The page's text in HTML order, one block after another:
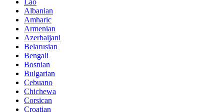
Lao
Albanian
Amharic
Armenian
Azerbaijani
Belarusian
Bengali
Bosnian
Bulgarian
Cebuano
Chichewa
Corsican
Croatian